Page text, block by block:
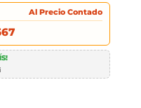
Al Precio Contado